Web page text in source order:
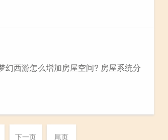
幻西游怎么增加房屋空间? 房屋系统分
下一页 尾页